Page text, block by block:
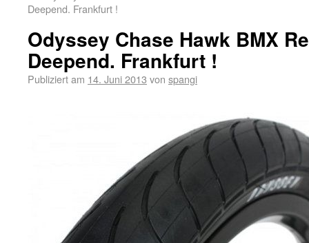
Deepend. Frankfurt !
Odyssey Chase Hawk BMX
Deepend. Frankfurt !
Publiziert am 14. Juni 2013 von spangi